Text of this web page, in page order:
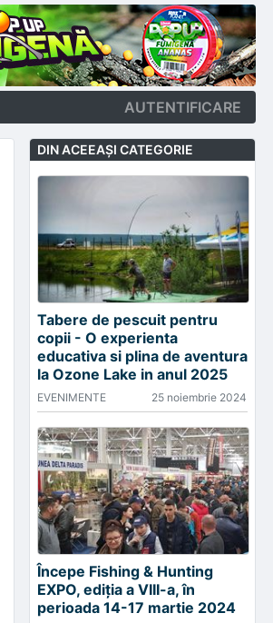
AUTENTIFICARE
DIN ACEEAŞI CATEGORIE
Tabere de pescuit pentru
copii - O experienta
educativa si plina de aventura
la Ozone Lake in anul 2025
EVENIMENTE 25 noiembrie 2024
Începe Fishing & Hunting
EXPO, ediția a VIII-a, în
perioada 14-17 martie 2024